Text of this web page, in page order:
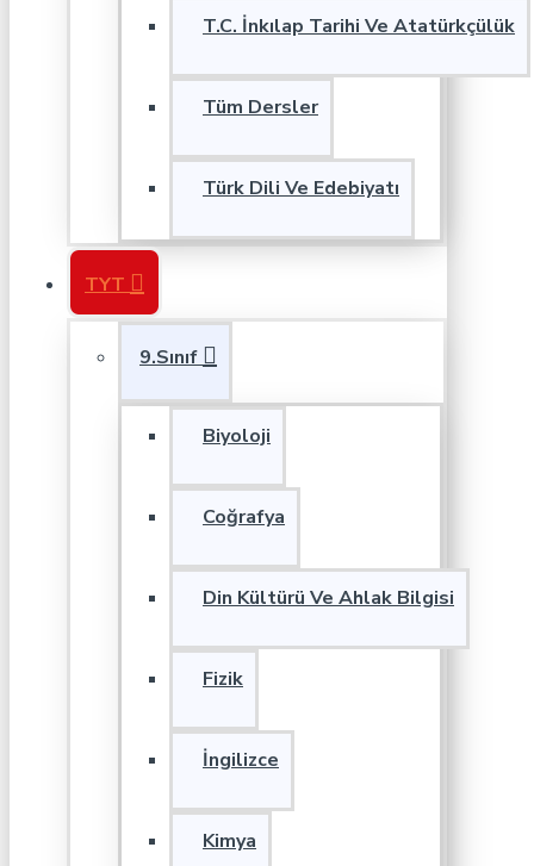
T.C. İnkılap Tarihi Ve Atatürkçülük
Tüm Dersler
Türk Dili Ve Edebiyatı
TYT
9.Sınıf
Biyoloji
Coğrafya
Din Kültürü Ve Ahlak Bilgisi
Fizik
İngilizce
Kimya